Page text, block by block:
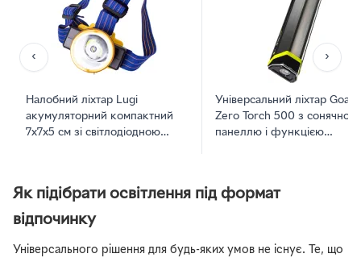
‹
Налобний ліхтар Lugi
акумуляторний компактний
7х7х5 см зі світлодіодною
зарядкою для риболовлі та
кемпінгу
Універсальний ліхтар Goal
Zero Torch 500 з сонячною
панеллю і функцією
›
Як підібрати освітлення під формат
відпочинку
Універсального рішення для будь-яких умов не існує. Те, що